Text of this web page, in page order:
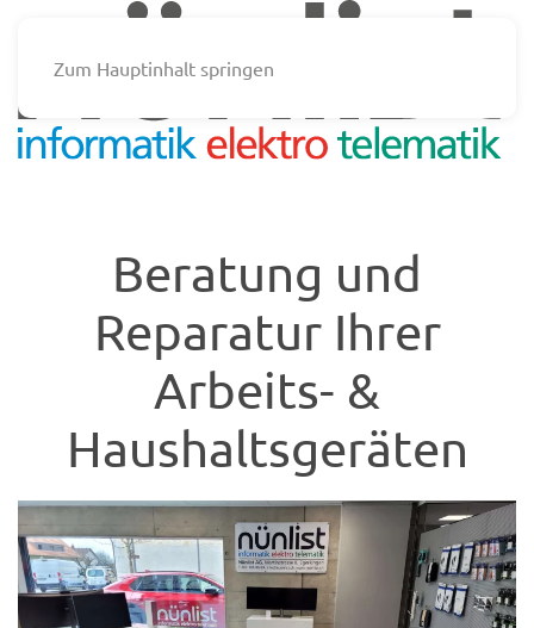
Zum Hauptinhalt springen
Beratung und
Reparatur Ihrer
Arbeits- &
Haushaltsgeräten